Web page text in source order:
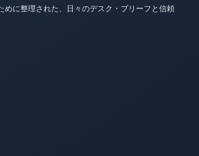
めに整理された、日々のデスク・ブリーフと信頼